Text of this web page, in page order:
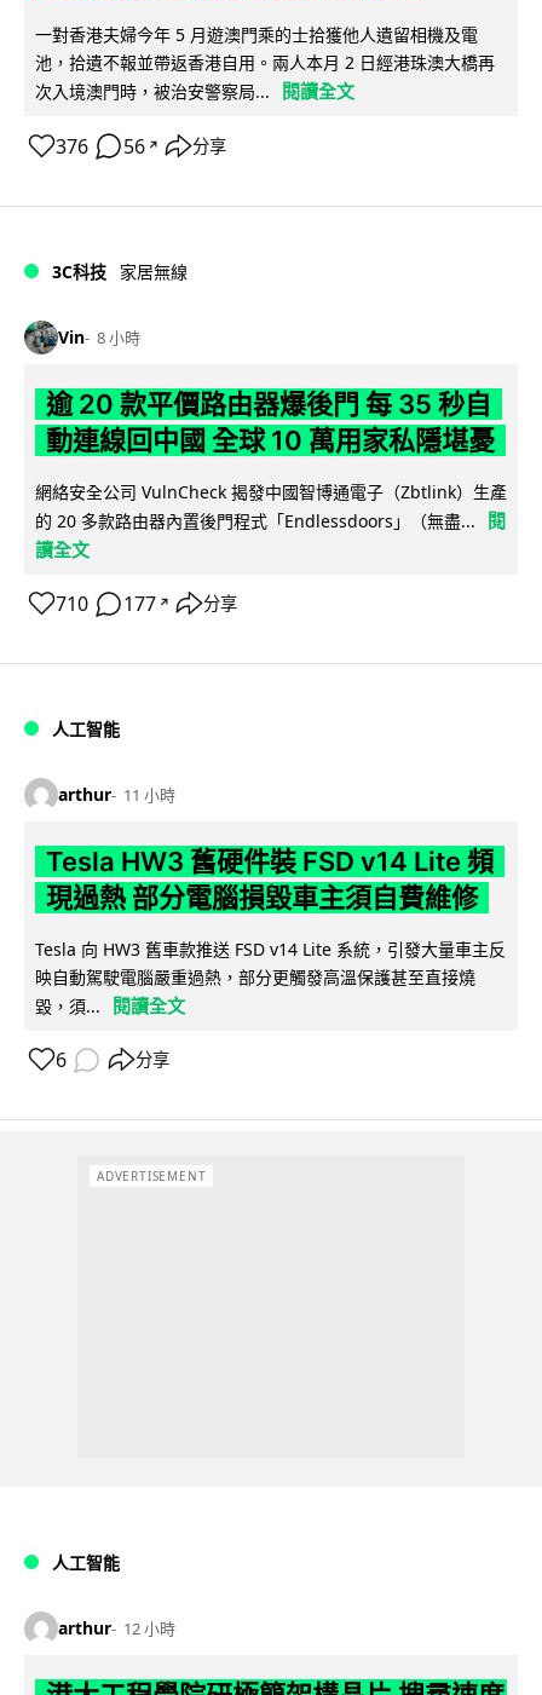
一對香港夫婦今年 5 月遊澳門乘的士拾獲他人遺留相機及電
池，拾遺不報並帶返香港自用。兩人本月 2 日經港珠澳大橋再
次入境澳門時，被治安警察局...
閱讀全文
376 56 ↗ 分享
3C科技 家居無線
Vin 8 小時
逾 20 款平價路由器爆後門 每 35 秒自
動連線回中國 全球 10 萬用家私隱堪憂
網絡安全公司 VulnCheck 揭發中國智博通電子（Zbtlink）生產
的 20 多款路由器內置後門程式「Endlessdoors」（無盡...
閱
讀全文
710 177 ↗ 分享
人工智能
arthur 11 小時
Tesla HW3 舊硬件裝 FSD v14 Lite 頻
現過熱 部分電腦損毀車主須自費維修
Tesla 向 HW3 舊車款推送 FSD v14 Lite 系統，引發大量車主反
映自動駕駛電腦嚴重過熱，部分更觸發高溫保護甚至直接燒
毀，須...
閱讀全文
6 分享
ADVERTISEMENT
人工智能
arthur 12 小時